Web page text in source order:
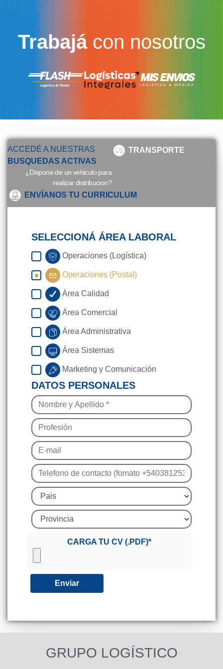
Trabajácon nosotros
ACCEDÉ A NUESTRAS
BUSQUEDAS ACTIVAS
¿Dispone de un vehiculo para
realizar distribucion?
TRANSPORTE
ENVÍANOS TU CURRICULUM
SELECCIONÁ ÁREA LABORAL
Operaciones (Logística)
Operaciones (Postal)
Área Calidad
Área Comercial
Área Administrativa
Área Sistemas
Marketing y Comunicación
DATOS PERSONALES
CARGA TU CV (.PDF)*
Enviar
GRUPO LOGÍSTICO